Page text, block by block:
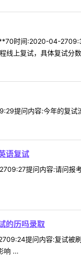
时间:2020-04-
上复试，具体复试分
提问内容:今年的复试
语复试
提问内容:请问报
的历吗录取
提问内容:复试被
响 ...